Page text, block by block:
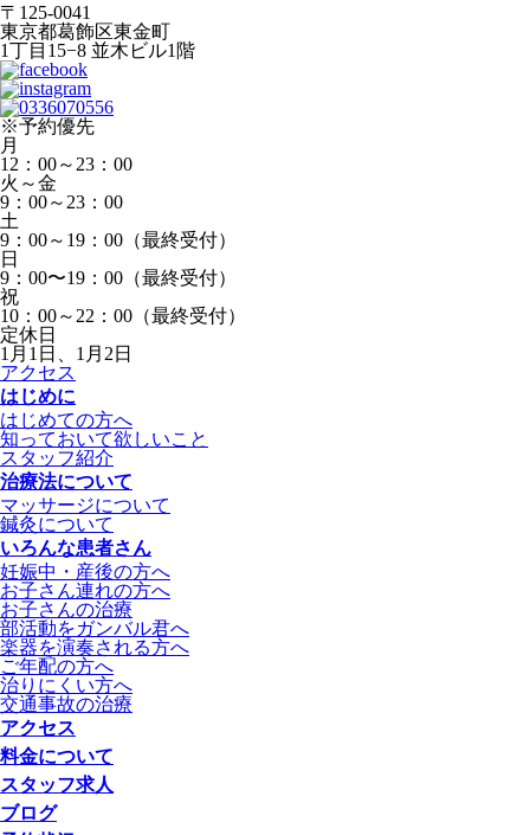
〒125-0041
東京都葛飾区東金町
1丁目15−8 並木ビル1階
※予約優先
月
12：00～23：00
火～金
9：00～23：00
土
9：00～19：00（最終受付）
日
9：00〜19：00（最終受付）
祝
10：00～22：00（最終受付）
定休日
1月1日、1月2日
アクセス
はじめに
はじめての方へ
知っておいて欲しいこと
スタッフ紹介
治療法について
マッサージについて
鍼灸について
いろんな患者さん
妊娠中・産後の方へ
お子さん連れの方へ
お子さんの治療
部活動をガンバル君へ
楽器を演奏される方へ
ご年配の方へ
治りにくい方へ
交通事故の治療
アクセス
料金について
スタッフ求人
ブログ